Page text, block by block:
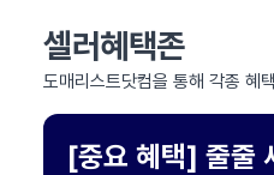
셀러혜택존
도매리스트닷컴을 통해 각종 혜
[중요 혜택] 줄줄